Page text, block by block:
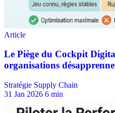
Stratégie Supply Chain
31 Jan 2026 6 min